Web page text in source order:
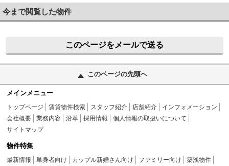
今まで閲覧した物件
このページをメールで送る
このページの先頭へ
メインメニュー
トップページ 賃貸物件検索 スタッフ紹介 店舗紹介
インフォメーション
会社概要
業務内容 沿革 採用情報
個人情報の取扱いについて
サイトマップ
物件特集
最新情報 単身者向け カップル新婚さん向け ファミリー向け
築浅物件